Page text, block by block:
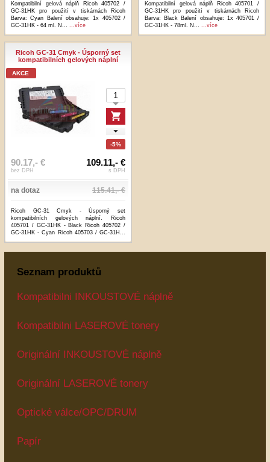
Kompatibilní gelová náplň Ricoh 405702 /
GC-31HK pro použití v tiskárnách Ricoh
Barva: Cyan Balení obsahuje: 1x 405702 /
GC-31HK - 64 ml. N... ...více
Kompatibilní gelová náplň Ricoh 405701 /
GC-31HK pro použití v tiskárnách Ricoh
Barva: Black Balení obsahuje: 1x 405701 /
GC-31HK - 78ml. N... ...více
Ricoh GC-31 Cmyk - Úsporný set
kompatibilních gelových náplní
AKCE
-5%
90.17,- €
bez DPH
109.11,- €
s DPH
na dotaz 115.41,- €
Ricoh GC-31 Cmyk - Úsporný set
kompatibilních gelových náplní. Ricoh
405701 / GC-31HK - Black Ricoh 405702 /
GC-31HK - Cyan Ricoh 405703 / GC-31H...
Seznam produktů
Kompatibilni INKOUSTOVÉ náplně
Kompatibilni LASEROVÉ tonery
Originální INKOUSTOVÉ náplně
Originální LASEROVÉ tonery
Optické válce/OPC/DRUM
Papír